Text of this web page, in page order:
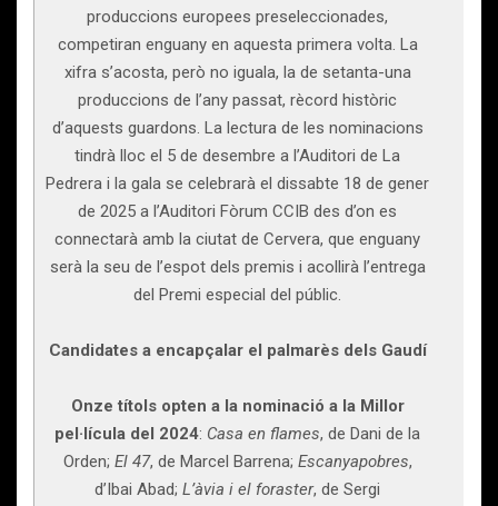
produccions europees preseleccionades,
competiran enguany en aquesta primera volta. La
xifra s’acosta, però no iguala, la de setanta-una
produccions de l’any passat, rècord històric
d’aquests guardons. La lectura de les nominacions
tindrà lloc el 5 de desembre a l’Auditori de La
Pedrera i la gala se celebrarà el dissabte 18 de gener
de 2025 a l’Auditori Fòrum CCIB des d’on es
connectarà amb la ciutat de Cervera, que enguany
serà la seu de l’espot dels premis i acollirà l’entrega
del Premi especial del públic.
Candidates a encapçalar el palmarès dels Gaudí
Onze títols opten a la nominació a la Millor
pel·lícula del 2024: Casa en flames, de Dani de la
Orden; El 47, de Marcel Barrena; Escanyapobres,
d’Ibai Abad; L’àvia i el foraster, de Sergi